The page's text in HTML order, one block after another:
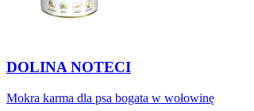
DOLINA NOTECI
Mokra karma dla psa bogata w wołowinę